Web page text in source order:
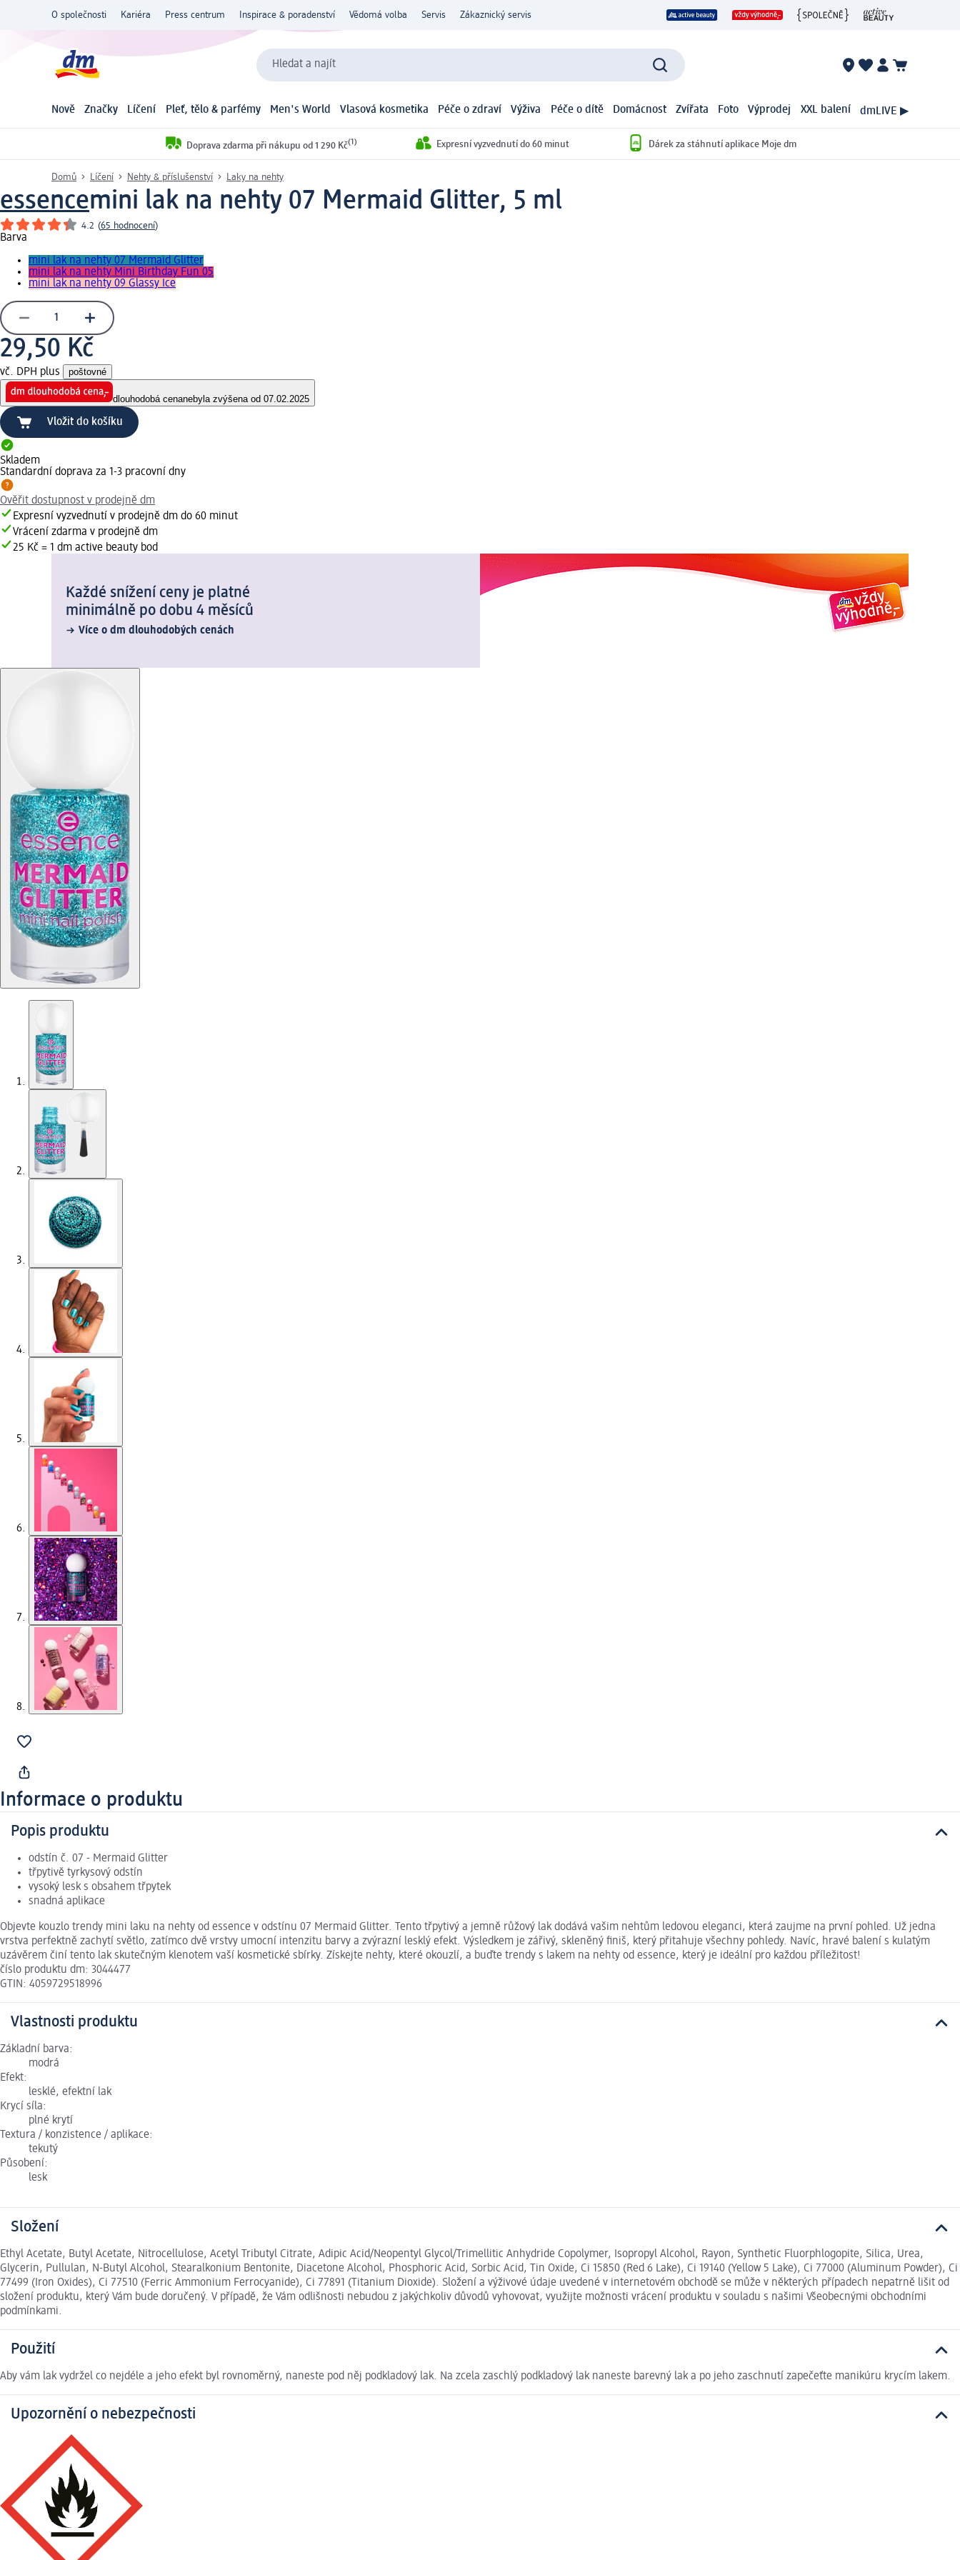
O společnosti Kariéra Press centrum Inspirace & poradenství Vědomá volba Servis Zákaznický servis
Hledat a najít
Nově Značky Líčení Pleť, tělo & parfémy Men's World Vlasová kosmetika Péče o zdraví Výživa Péče o dítě Domácnost Zvířata Foto Výprodej XXL balení dmLIVE ▶
Doprava zdarma při nákupu od 1 290 Kč(1) Expresní vyzvednutí do 60 minut Dárek za stáhnutí aplikace Moje dm
Domů Líčení Nehty & příslušenství Laky na nehty
essencemini lak na nehty 07 Mermaid Glitter, 5 ml
4.2 (65 hodnocení)
Barva
mini lak na nehty 07 Mermaid Glitter
mini lak na nehty Mini Birthday Fun 05
mini lak na nehty 09 Glassy Ice
29,50 Kč
vč. DPH plus poštovné
dlouhodobá cenanebyla zvýšena od 07.02.2025
Vložit do košíku
Skladem
Standardní doprava za 1-3 pracovní dny
Ověřit dostupnost v prodejně dm
Expresní vyzvednutí v prodejně dm do 60 minut
Vrácení zdarma v prodejně dm
25 Kč = 1 dm active beauty bod
Každé snížení ceny je platné
minimálně po dobu 4 měsíců
Více o dm dlouhodobých cenách
Informace o produktu
Popis produktu
odstín č. 07 - Mermaid Glitter
třpytivě tyrkysový odstín
vysoký lesk s obsahem třpytek
snadná aplikace
Objevte kouzlo trendy mini laku na nehty od essence v odstínu 07 Mermaid Glitter. Tento třpytivý a jemně růžový lak dodává vašim nehtům ledovou eleganci, která zaujme na první pohled. Už jedna
vrstva perfektně zachytí světlo, zatímco dvě vrstvy umocní intenzitu barvy a zvýrazní lesklý efekt. Výsledkem je zářivý, skleněný finiš, který přitahuje všechny pohledy. Navíc, hravé balení s kulatým
uzávěrem činí tento lak skutečným klenotem vaší kosmetické sbírky. Získejte nehty, které okouzlí, a buďte trendy s lakem na nehty od essence, který je ideální pro každou příležitost!
číslo produktu dm: 3044477
GTIN: 4059729518996
Vlastnosti produktu
Základní barva:
modrá
Efekt:
lesklé, efektní lak
Krycí síla:
plné krytí
Textura / konzistence / aplikace:
tekutý
Působení:
lesk
Složení
Ethyl Acetate, Butyl Acetate, Nitrocellulose, Acetyl Tributyl Citrate, Adipic Acid/Neopentyl Glycol/Trimellitic Anhydride Copolymer, Isopropyl Alcohol, Rayon, Synthetic Fluorphlogopite, Silica, Urea,
Glycerin, Pullulan, N-Butyl Alcohol, Stearalkonium Bentonite, Diacetone Alcohol, Phosphoric Acid, Sorbic Acid, Tin Oxide, Ci 15850 (Red 6 Lake), Ci 19140 (Yellow 5 Lake), Ci 77000 (Aluminum Powder), Ci
77499 (Iron Oxides), Ci 77510 (Ferric Ammonium Ferrocyanide), Ci 77891 (Titanium Dioxide). Složení a výživové údaje uvedené v internetovém obchodě se může v některých případech nepatrně lišit od
složení produktu, který Vám bude doručený. V případě, že Vám odlišnosti nebudou z jakýchkoliv důvodů vyhovovat, využijte možnosti vrácení produktu v souladu s našimi Všeobecnými obchodními
podmínkami.
Použití
Aby vám lak vydržel co nejdéle a jeho efekt byl rovnoměrný, naneste pod něj podkladový lak. Na zcela zaschlý podkladový lak naneste barevný lak a po jeho zaschnutí zapečeťte manikúru krycím lakem.
Upozornění o nebezpečnosti